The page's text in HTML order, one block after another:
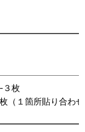
枚
１箇所貼り合わせ